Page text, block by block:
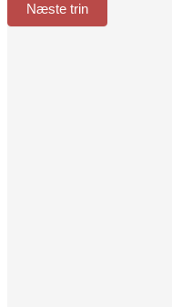
Næste trin